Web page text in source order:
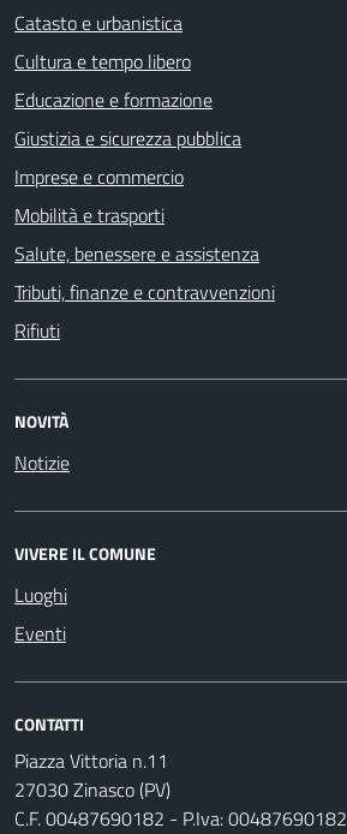
Catasto e urbanistica
Cultura e tempo libero
Educazione e formazione
Giustizia e sicurezza pubblica
Imprese e commercio
Mobilità e trasporti
Salute, benessere e assistenza
Tributi, finanze e contravvenzioni
Rifiuti
NOVITÀ
Notizie
VIVERE IL COMUNE
Luoghi
Eventi
CONTATTI
Piazza Vittoria n.11
27030 Zinasco (PV)
C.F. 00487690182 - P.Iva: 00487690182